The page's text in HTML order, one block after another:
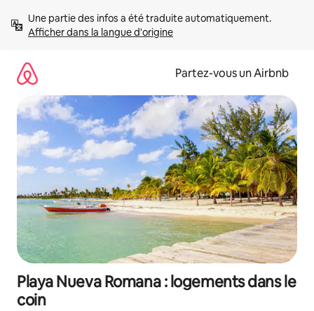
directement
Afficher dans la langue d'origine
Partez-vous un Airbnb
Playa Nueva Romana : logements dans le
coin